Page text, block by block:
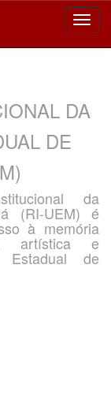
DA
DE
da
(RI-UEM) é
à memória
artística e
Estadual de